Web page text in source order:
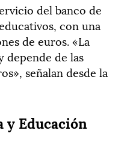
del banco de
con una
de euros. «La
depende de las
señalan desde la
Educación